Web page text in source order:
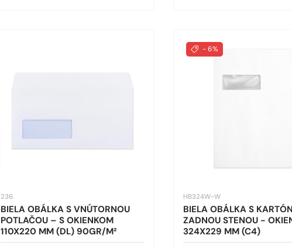
236
BIELA OBÁLKA S VNÚTORNOU
POTLAČOU – S OKIENKOM
110X220 MM (DL) 90GR/M²
- 6%
HB324W-W
BIELA OBÁLKA S
ZADNOU STENOU -
324X229 MM (C4)